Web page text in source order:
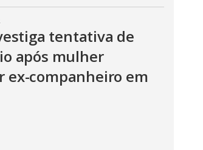
tentativa de
após mulher
ex-companheiro em